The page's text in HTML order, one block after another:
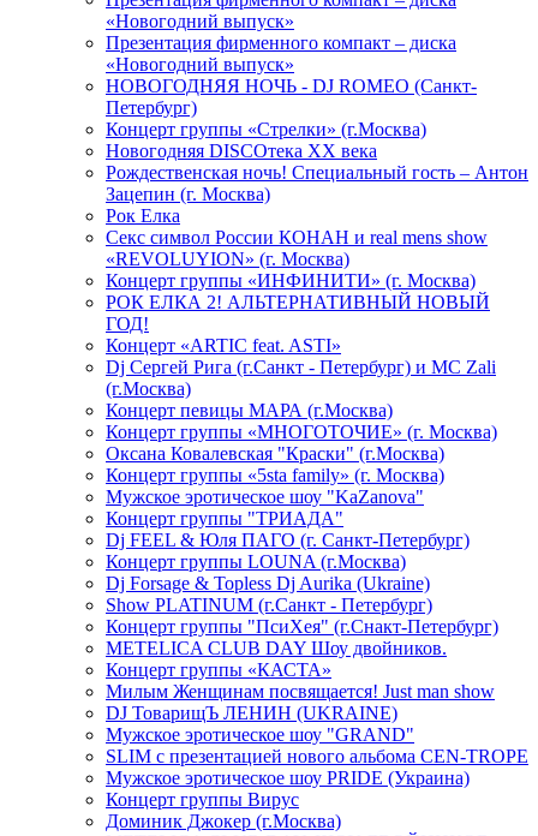
«Новогодний выпуск»
Презентация фирменного компакт – диска
«Новогодний выпуск»
НОВОГОДНЯЯ НОЧЬ - DJ ROMEO (Санкт-
Петербург)
Концерт группы «Стрелки» (г.Москва)
Новогодняя DISCOтека ХХ века
Рождественская ночь! Специальный гость – Антон
Зацепин (г. Москва)
Рок Елка
Секс символ России КОНАН и real mens show
«REVOLUYION» (г. Москва)
Концерт группы «ИНФИНИТИ» (г. Москва)
РОК ЕЛКА 2! АЛЬТЕРНАТИВНЫЙ НОВЫЙ
ГОД!
Концерт «ARTIC feat. ASTI»
Dj Сергей Рига (г.Санкт - Петербург) и MC Zali
(г.Москва)
Концерт певицы МАРА (г.Москва)
Концерт группы «МНОГОТОЧИЕ» (г. Москва)
Оксана Ковалевская "Краски" (г.Москва)
Концерт группы «5sta family» (г. Москва)
Мужское эротическое шоу "KaZanova"
Концерт группы "ТРИАДА"
Dj FEEL & Юля ПАГО (г. Санкт-Петербург)
Концерт группы LOUNA (г.Москва)
Dj Forsage & Topless Dj Aurika (Ukraine)
Show PLATINUM (г.Санкт - Петербург)
Концерт группы "ПсиХея" (г.Снакт-Петербург)
METELICA CLUB DAY Шоу двойников.
Концерт группы «КАСТА»
Милым Женщинам посвящается! Just man show
DJ ТоварищЪ ЛЕНИН (UKRAINE)
Мужское эротическое шоу "GRAND"
SLIM с презентацией нового альбома CEN-TROPE
Мужское эротическое шоу PRIDE (Украина)
Концерт группы Вирус
Доминик Джокер (г.Москва)